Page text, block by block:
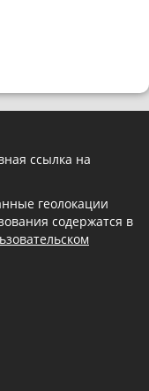
ссылка на
геолокации
содержатся в